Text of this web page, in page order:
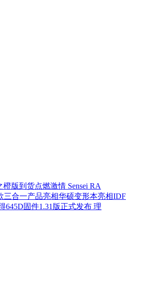
点燃激情 Sensei RA
华硕变形本亮相IDF
1.31版正式发布 理